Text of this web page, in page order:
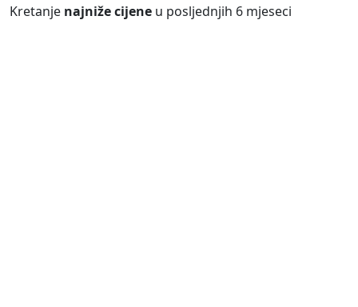
Kretanje najniže cijene u posljednjih 6 mjeseci